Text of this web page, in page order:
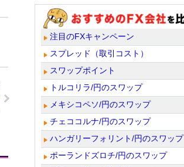
注目のFXキャンペーン
スプレッド（取引コスト）
スワップポイント
トルコリラ/円のスワップ
メキシコペソ/円のスワップ
チェココルナ/円のスワップ
ハンガリーフォリント/円のスワップ
ポーランドズロチ/円のスワップ